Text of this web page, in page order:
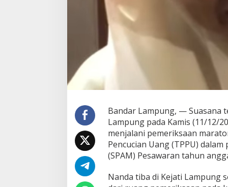
i
g
r
a
p
'
1
5
J
m
Bandar Lampung, — Suasana
Lampung pada Kamis (11/12/
menjalani pemeriksaan
Pencucian Uang (TPPU)
(SPAM) Pesawaran tahun
Nanda tiba di Kejati Lampung